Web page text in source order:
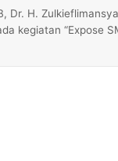
Dr. H.
kegiatan “Expose